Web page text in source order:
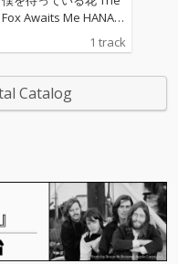
Fox Awaits Me HANA』
1 track
Catalog